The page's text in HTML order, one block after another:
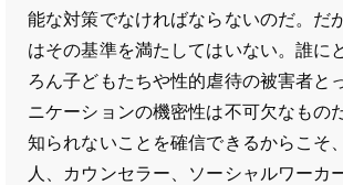
能な対策でなければならないのだ。だ
はその基準を満たしてはいない。誰に
ろん子どもたちや性的虐待の被害者と
ニケーションの機密性は不可欠なもの
知られないことを確信できるからこそ
人、カウンセラー、ソーシャルワーカ